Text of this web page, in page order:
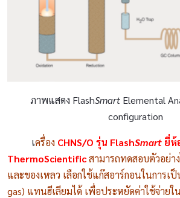
ภาพแสดง FlashSmartElemental
configuration
เครื่อง CHNS/O รุ่น FlashSmart ยี่ห้
ThermoScientificสามารถทดสอบตัวอย่า
และของเหลว เลือกใช้แก๊สอาร์กอนในการเ
gas) แทนฮีเลียมได้ เพื่อประหยัดค่าใช้จ่ายใ